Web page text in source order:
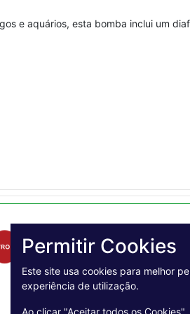
e aquários, esta bomba inclui um
Permitir Cookies
Este site usa cookies para melhor
experiência de utilização.
Ao clicar "Aceitar todos os